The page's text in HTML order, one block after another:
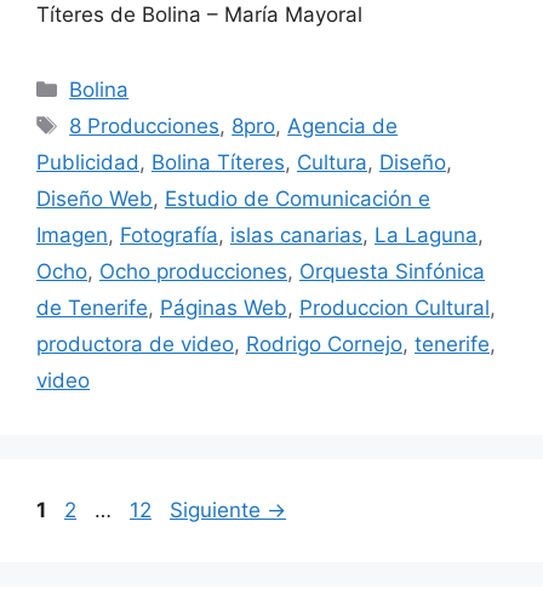
Títeres de Bolina – María Mayoral
Bolina
8 Producciones, 8pro, Agencia de
Publicidad , Bolina Títeres, Cultura, Diseño,
Diseño Web, Estudio de Comunicación e
Imagen, Fotografía, islas canarias, La Laguna,
Ocho, Ocho producciones, Orquesta Sinfónica
de Tenerife, Páginas Web, Produccion Cultural,
productora de video, Rodrigo Cornejo, tenerife,
video
1 2 … 12 Siguiente →